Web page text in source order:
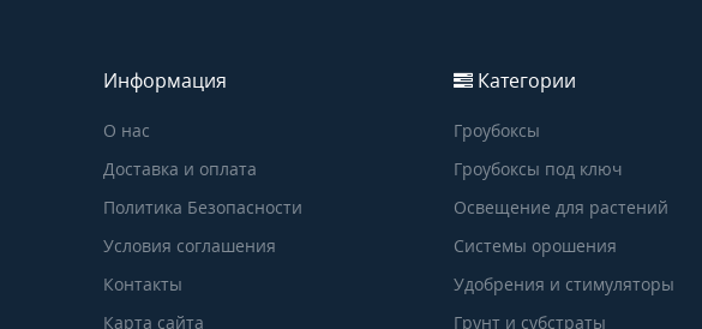
Информация
О нас
Доставка и оплата
Политика Безопасности
Условия соглашения
Контакты
Карта сайта
Категории
Гроубоксы
Гроубоксы под ключ
Освещение для растений
Системы орошения
Удобрения и стимуляторы
Грунт и субстраты